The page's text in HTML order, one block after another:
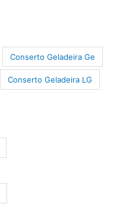
Conserto Geladeira Ge
Conserto Geladeira LG